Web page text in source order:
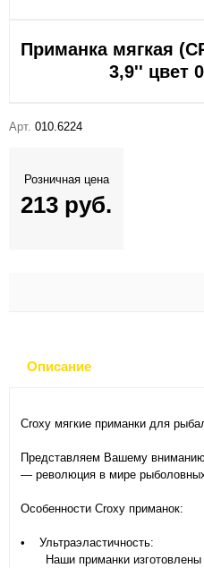
Приманка мягкая
3,9'' цвет
Арт. 010.6224
Розничная цена
213 руб.
Описание
Croxy мягкие приманки для
Представляем Вашему
— революция в мире
Особенности Croxy приманок:
• Ультраэластичность:
Наши приманки изготовлены